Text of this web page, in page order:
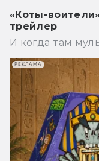
«Коты-
трейлер
И когда там
РЕКЛАМА